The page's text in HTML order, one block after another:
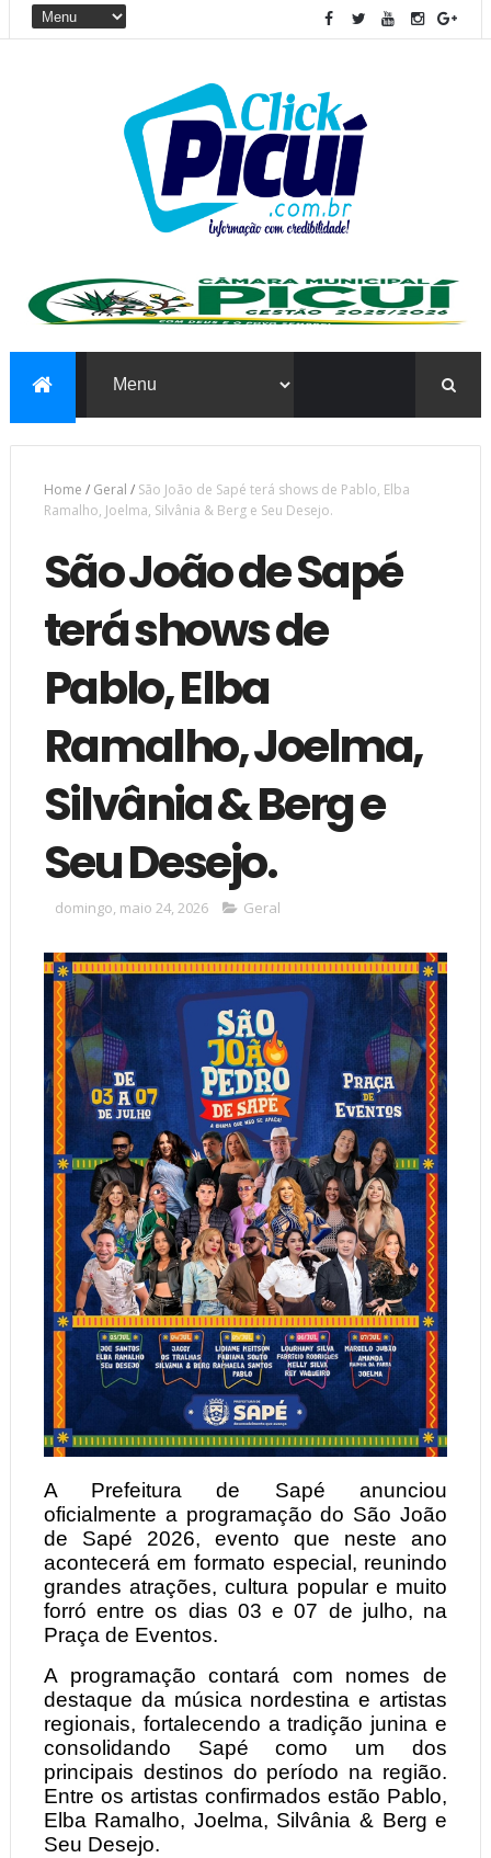
Home / Geral / São João de Sapé terá shows de Pablo, Elba
Ramalho, Joelma, Silvânia & Berg e Seu Desejo.
São João de Sapé
terá shows de
Pablo, Elba
Ramalho, Joelma,
Silvânia & Berg e
Seu Desejo.
domingo, maio 24, 2026 Geral
A Prefeitura de Sapé anunciou
oficialmente a programação do São João
de Sapé 2026, evento que neste ano
acontecerá em formato especial, reunindo
grandes atrações, cultura popular e muito
forró entre os dias 03 e 07 de julho, na
Praça de Eventos.
A programação contará com nomes de
destaque da música nordestina e artistas
regionais, fortalecendo a tradição junina e
consolidando Sapé como um dos
principais destinos do período na região.
Entre os artistas confirmados estão Pablo,
Elba Ramalho, Joelma, Silvânia & Berg e
Seu Desejo.